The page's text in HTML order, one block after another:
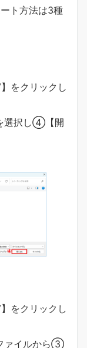
ト方法は3種
をクリックし
選択し④【開
をクリックし
ァイルから③